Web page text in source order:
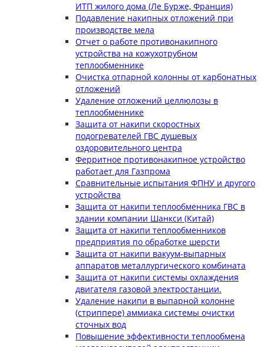
ИТП жилого дома (Ле Бурже, Франция)
Подавление накипных отложений при
производстве мела
Отчет о работе противонакипного
устройства на кожухотрубном
теплообменнике
Очистка отпарной колонны от карбонатных
отложений
Удаление отложений целлюлозы в
теплообменнике
Защита от накипи скоростных
подогревателей ГВС душевых
оздоровительного центра
Ферритное противонакипное устройство
работает для Газпрома
Сравнительные испытания ФПНУ и другого
устройства
Защита от накипи теплообменника ГВС в
здании компании Шанкси (Китай)
Защита от накипи теплообменников
предприятия по обработке шерсти
Защита от накипи вакуум-выпарных
аппаратов металлургического комбината
Защита от накипи системы охлаждения
двигателя газовой электростанции.
Удаление накипи в выпарной колонне
(стриппере) аммиака системы очистки
сточных вод
Повышение эффективности теплообмена